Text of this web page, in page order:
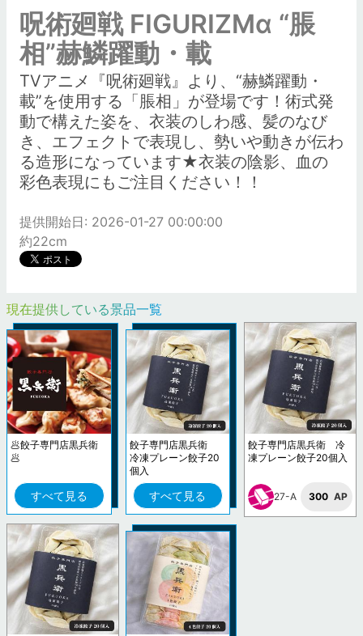
呪術廻戦 FIGURIZMα “脹
相”赫鱗躍動・載
TVアニメ『呪術廻戦』より、“赫鱗躍動・
載”を使用する「脹相」が登場です！術式発
動で構えた姿を、衣装のしわ感、髪のなび
き、エフェクトで表現し、勢いや動きが伝わ
る造形になっています★衣装の陰影、血の
彩色表現にもご注目ください！！
提供開始日: 2026-01-27 00:00:00
約22cm
現在提供している景品一覧
🥟餃子専門店黒兵衛
🥟
すべて見る
餃子専門店黒兵衛
冷凍プレーン餃子20
個入
すべて見る
餃子専門店黒兵衛 冷
凍プレーン餃子20個入
27-A 300 AP